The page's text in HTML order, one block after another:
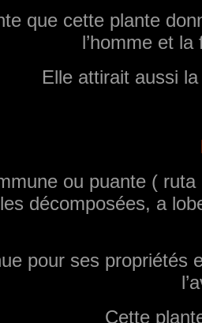
que cette plante
l’homme et
Elle attirait aussi
ou puante (
décomposées, a
pour ses propriétés
Cette